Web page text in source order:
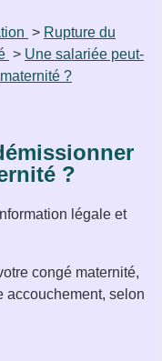
> Rupture du
> Une salariée peut-
?
?
légale et
congé maternité,
accouchement, selon